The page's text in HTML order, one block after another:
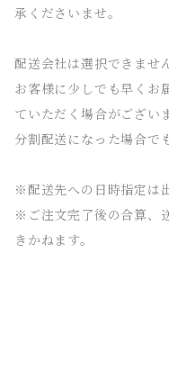
承くださいませ。
配送会社は選択できませ
お客様に少しでも早くお
ていただく場合がござい
分割配送になった場合で
※配送先への日時指定は
※ご注文完了後の合算、
きかねます。